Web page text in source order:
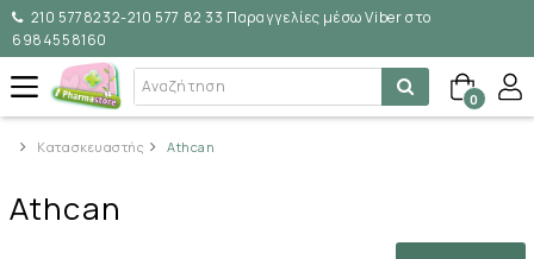
210 5778232-210 577 82 33 Παραγγελίες μέσω Viber στο
6984558160
0
Κατασκευαστής Athcan
Athcan